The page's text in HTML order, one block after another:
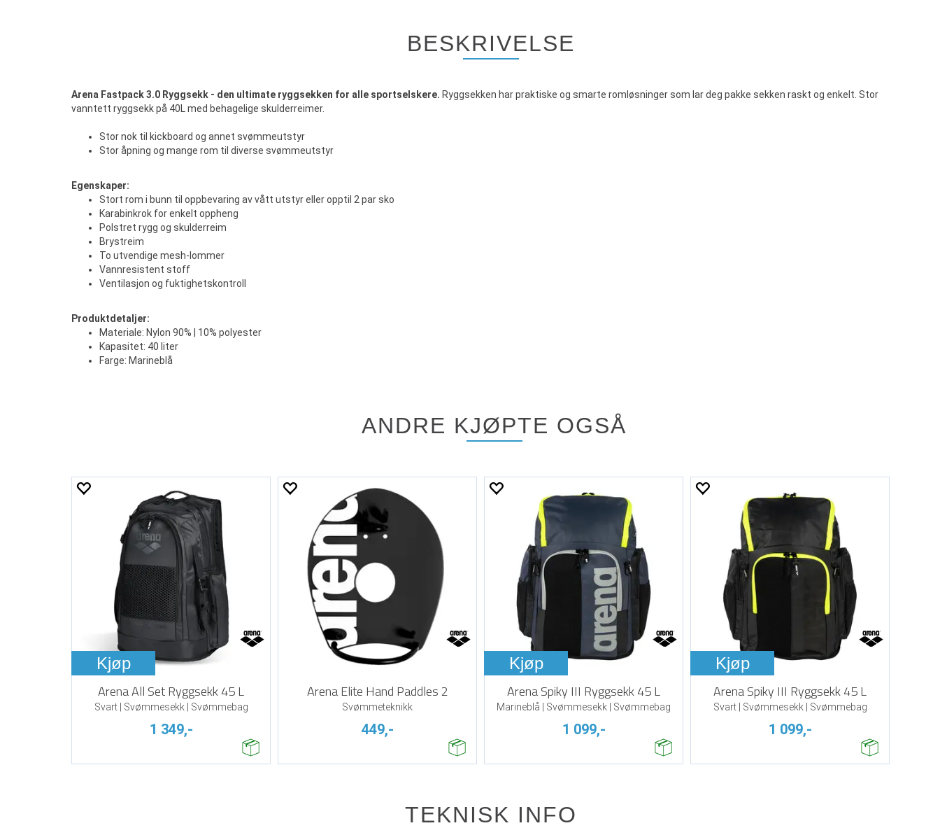
BESKRIVELSE
Arena Fastpack 3.0 Ryggsekk - den ultimate ryggsekken for alle sportselskere. Ryggsekken har praktiske og smarte romløsninger som lar deg pakke sekken raskt og enkelt. Stor
vanntett ryggsekk på 40L med behagelige skulderreimer.
Stor nok til kickboard og annet svømmeutstyr
Stor åpning og mange rom til diverse svømmeutstyr
Egenskaper:
Stort rom i bunn til oppbevaring av vått utstyr eller opptil 2 par sko
Karabinkrok for enkelt oppheng
Polstret rygg og skulderreim
Brystreim
To utvendige mesh-lommer
Vannresistent stoff
Ventilasjon og fuktighetskontroll
Produktdetaljer:
Materiale: Nylon 90% | 10% polyester
Kapasitet: 40 liter
Farge: Marineblå
ANDRE KJØPTE OGSÅ
Kjøp
Arena All Set Ryggsekk 45 L
Svart | Svømmesekk | Svømmebag
1 349,-
Arena Elite Hand Paddles 2
Svømmeteknikk
449,-
Kjøp
Arena Spiky III Ryggsekk 45 L
Marineblå | Svømmesekk | Svømmebag
1 099,-
Kjøp
Arena Spiky III Ryggsekk 45 L
Svart | Svømmesekk | Svømmebag
1 099,-
TEKNISK INFO